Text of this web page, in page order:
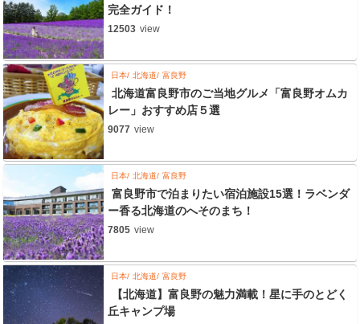
完全ガイド！
12503 view
日本 北海道 富良野
北海道富良野市のご当地グルメ「富良野オムカ
レー」おすすめ店５選
9077 view
日本 北海道 富良野
富良野市で泊まりたい宿泊施設15選！ラベンダ
ー香る北海道のへそのまち！
7805 view
日本 北海道 富良野
【北海道】富良野の魅力満載！星に手のとどく
丘キャンプ場